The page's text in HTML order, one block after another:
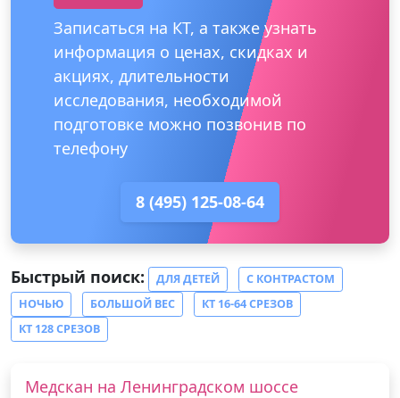
Записаться на КТ, а также узнать
информация о ценах, скидках и
акциях, длительности
исследования, необходимой
подготовке можно позвонив по
телефону
8 (495) 125-08-64
Быстрый поиск: ДЛЯ ДЕТЕЙ
С КОНТРАСТОМ
НОЧЬЮ
БОЛЬШОЙ ВЕС
КТ 16-64 СРЕЗОВ
КТ 128 СРЕЗОВ
Медскан на Ленинградском шоссе